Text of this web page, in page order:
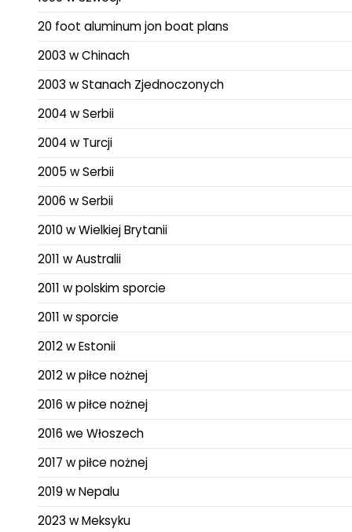
20 foot aluminum jon boat plans
2003 w Chinach
2003 w Stanach Zjednoczonych
2004 w Serbii
2004 w Turcji
2005 w Serbii
2006 w Serbii
2010 w Wielkiej Brytanii
2011 w Australii
2011 w polskim sporcie
2011 w sporcie
2012 w Estonii
2012 w piłce nożnej
2016 w piłce nożnej
2016 we Włoszech
2017 w piłce nożnej
2019 w Nepalu
2023 w Meksyku